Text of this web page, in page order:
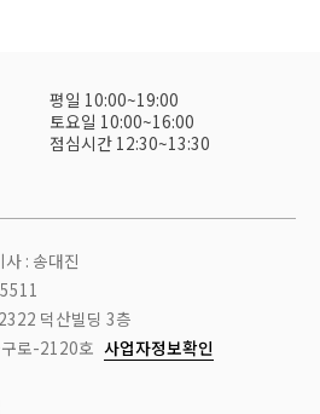
평일 10:00~19:00
토요일 10:00~16:00
점심시간 12:30~13:30
: 송대진
덕산빌딩 3층
로-2120호 사업자정보확인